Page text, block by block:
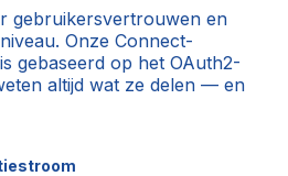
gebruikersvertrouwen en
Onze Connect-
gebaseerd op het OAuth2-
altijd wat ze delen — en